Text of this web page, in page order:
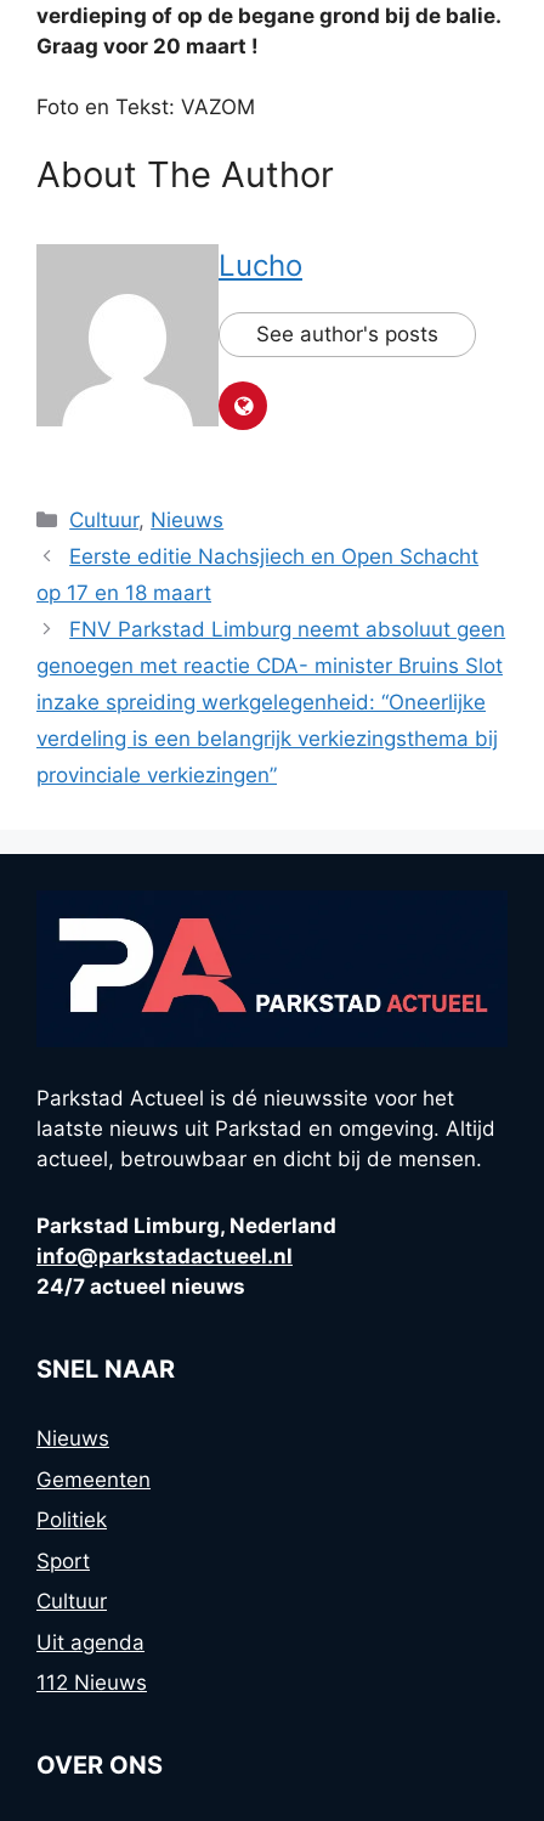
verdieping of op de begane grond bij de balie.
Graag voor 20 maart !
Foto en Tekst: VAZOM
About The Author
Lucho
See author's posts
Categorieën
Cultuur, Nieuws
Eerste editie Nachsjiech en Open Schacht
op 17 en 18 maart
FNV Parkstad Limburg neemt absoluut geen
genoegen met reactie CDA- minister Bruins Slot
inzake spreiding werkgelegenheid: “Oneerlijke
verdeling is een belangrijk verkiezingsthema bij
provinciale verkiezingen”
Parkstad Actueel is dé nieuwssite voor het
laatste nieuws uit Parkstad en omgeving. Altijd
actueel, betrouwbaar en dicht bij de mensen.
Parkstad Limburg, Nederland
info@parkstadactueel.nl
24/7 actueel nieuws
SNEL NAAR
Nieuws
Gemeenten
Politiek
Sport
Cultuur
Uit agenda
112 Nieuws
OVER ONS